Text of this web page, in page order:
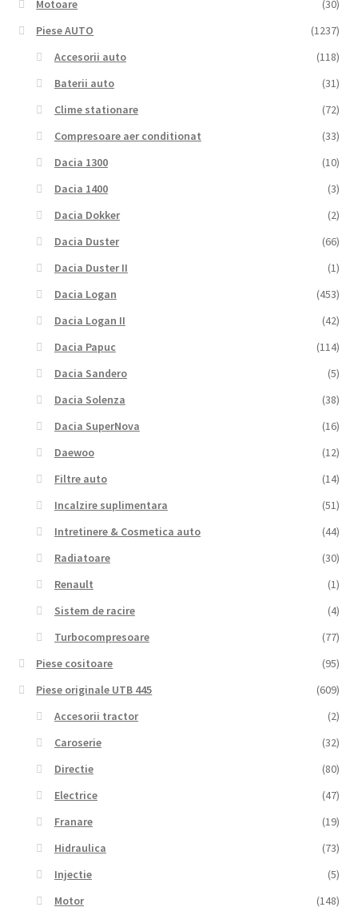
Motoare
(30)
Piese AUTO
(1237)
Accesorii auto
(118)
Baterii auto
(31)
Clime stationare
(72)
Compresoare aer conditionat
(33)
Dacia 1300
(10)
Dacia 1400
(3)
Dacia Dokker
(2)
Dacia Duster
(66)
Dacia Duster II
(1)
Dacia Logan
(453)
Dacia Logan II
(42)
Dacia Papuc
(114)
Dacia Sandero
(5)
Dacia Solenza
(38)
Dacia SuperNova
(16)
Daewoo
(12)
Filtre auto
(14)
Incalzire suplimentara
(51)
Intretinere & Cosmetica auto
(44)
Radiatoare
(30)
Renault
(1)
Sistem de racire
(4)
Turbocompresoare
(77)
Piese cositoare
(95)
Piese originale UTB 445
(609)
Accesorii tractor
(2)
Caroserie
(32)
Directie
(80)
Electrice
(47)
Franare
(19)
Hidraulica
(73)
Injectie
(5)
Motor
(148)